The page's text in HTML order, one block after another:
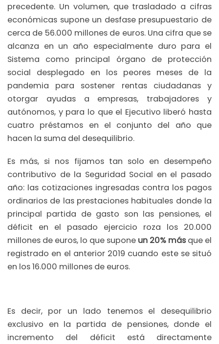
precedente. Un volumen, que trasladado a cifras
económicas supone un desfase presupuestario de
cerca de 56.000 millones de euros. Una cifra que se
alcanza en un año especialmente duro para el
Sistema como principal órgano de protección
social desplegado en los peores meses de la
pandemia para sostener rentas ciudadanas y
otorgar ayudas a empresas, trabajadores y
autónomos, y para lo que el Ejecutivo liberó hasta
cuatro préstamos en el conjunto del año que
hacen la suma del desequilibrio.
Es más, si nos fijamos tan solo en desempeño
contributivo de la Seguridad Social en el pasado
año: las cotizaciones ingresadas contra los pagos
ordinarios de las prestaciones habituales donde la
principal partida de gasto son las pensiones, el
déficit en el pasado ejercicio roza los 20.000
millones de euros, lo que supone un 20% más que el
registrado en el anterior 2019 cuando este se situó
en los 16.000 millones de euros.
Es decir, por un lado tenemos el desequilibrio
exclusivo en la partida de pensiones, donde el
incremento del déficit está directamente